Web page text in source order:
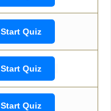
Start Quiz
Start Quiz
Start Quiz